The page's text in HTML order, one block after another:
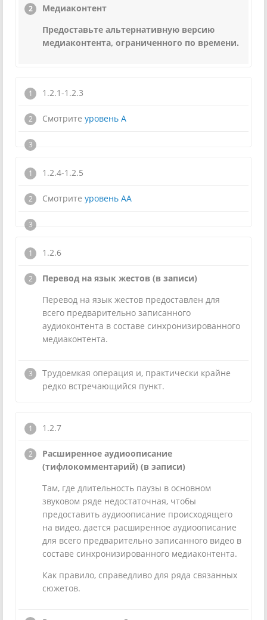
Медиаконтент
Предоставьте альтернативную версию
медиаконтента, ограниченного по времени.
1.2.1-1.2.3
Смотрите уровень А
1.2.4-1.2.5
Смотрите уровень АА
1.2.6
Перевод на язык жестов (в записи)
Перевод на язык жестов предоставлен для
всего предварительно записанного
аудиоконтента в составе синхронизированного
медиаконтента.
Трудоемкая операция и, практически крайне
редко встречающийся пункт.
1.2.7
Расширенное аудиоописание
(тифлокомментарий) (в записи)
Там, где длительность паузы в основном
звуковом ряде недостаточная, чтобы
предоставить аудиоописание происходящего
на видео, дается расширенное аудиоописание
для всего предварительно записанного видео в
составе синхронизированного медиаконтента.
Как правило, справедливо для ряда связанных
сюжетов.